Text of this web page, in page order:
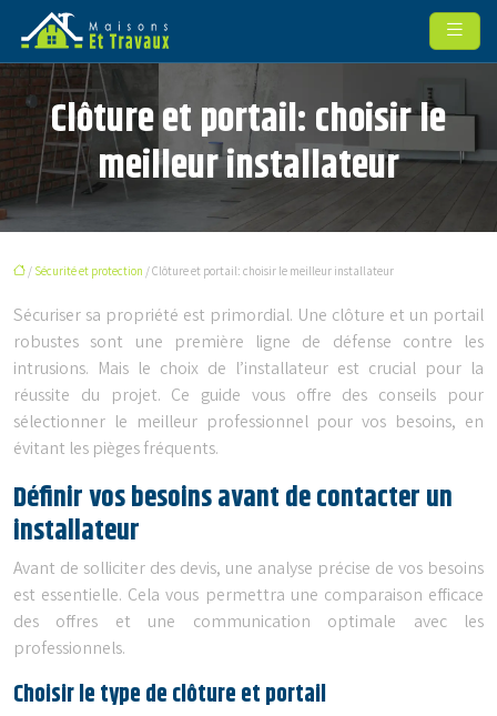
Clôture et portail: choisir le
meilleur installateur
/Sécurité et protection/ Clôture et portail: choisir le meilleur installateur
Sécuriser sa propriété est primordial. Une clôture et un portail
robustes sont une première ligne de défense contre les
intrusions. Mais le choix de l’installateur est crucial pour la
réussite du projet. Ce guide vous offre des conseils pour
sélectionner le meilleur professionnel pour vos besoins, en
évitant les pièges fréquents.
Définir vos besoins avant de contacter un
installateur
Avant de solliciter des devis, une analyse précise de vos besoins
est essentielle. Cela vous permettra une comparaison efficace
des offres et une communication optimale avec les
professionnels.
Choisir le type de clôture et portail